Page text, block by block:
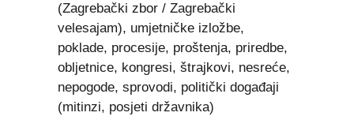
(Zagrebački zbor / Zagrebački
velesajam), umjetničke izložbe,
poklade, procesije, proštenja, priredbe,
obljetnice, kongresi, štrajkovi, nesreće,
nepogode, sprovodi, politički događaji
(mitinzi, posjeti državnika)